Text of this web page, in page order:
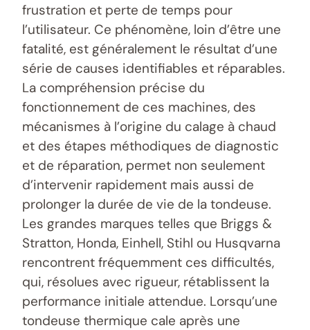
frustration et perte de temps pour
l’utilisateur. Ce phénomène, loin d’être une
fatalité, est généralement le résultat d’une
série de causes identifiables et réparables.
La compréhension précise du
fonctionnement de ces machines, des
mécanismes à l’origine du calage à chaud
et des étapes méthodiques de diagnostic
et de réparation, permet non seulement
d’intervenir rapidement mais aussi de
prolonger la durée de vie de la tondeuse.
Les grandes marques telles que Briggs &
Stratton, Honda, Einhell, Stihl ou Husqvarna
rencontrent fréquemment ces difficultés,
qui, résolues avec rigueur, rétablissent la
performance initiale attendue. Lorsqu’une
tondeuse thermique cale après une